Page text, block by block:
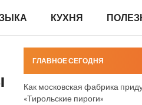
КУХНЯ
ГЛАВНОЕ СЕГОДНЯ
Как московская фабрика
«Тирольские пироги»